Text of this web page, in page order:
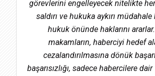
görevlerini engelleyecek nitelikte
saldırı ve hukuka aykırı müdahale
hukuk önünde haklarını
makamların, haberciyi hedef
cezalandırılmasına dönük
başarısızlığı, sadece habercilere dair